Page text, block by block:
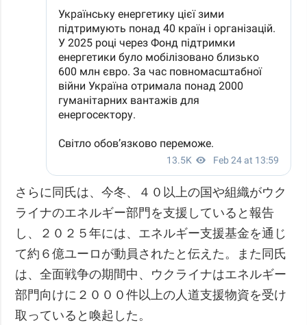
さらに同氏は、今冬、４０以上の国や組織がウク
ライナのエネルギー部門を支援していると報告
し、２０２５年には、エネルギー支援基金を通じ
て約６億ユーロが動員されたと伝えた。また同氏
は、全面戦争の期間中、ウクライナはエネルギー
部門向けに２０００件以上の人道支援物資を受け
取っていると喚起した。